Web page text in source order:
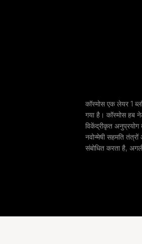
कॉस्मोस एक लेयर 1
गया है। कॉस्मोस हब
विकेंद्रीकृत अनुप्रयोग
नवोन्मेषी सहमति
संबोधित करता है,